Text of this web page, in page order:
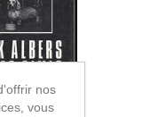
nos
vous